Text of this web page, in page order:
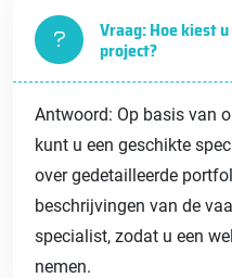
Vraag: Hoe kiest
project?
Antwoord: Op basis van
kunt u een geschikte
over gedetailleerde
beschrijvingen van de
specialist, zodat u een
nemen.